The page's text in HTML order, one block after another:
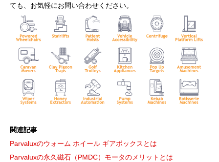
ても、お気軽にお問い合わせください。
関連記事
Parvaluxのウォーム ホイール ギアボックスとは
Parvaluxの永久磁石（PMDC）モータのメリットとは